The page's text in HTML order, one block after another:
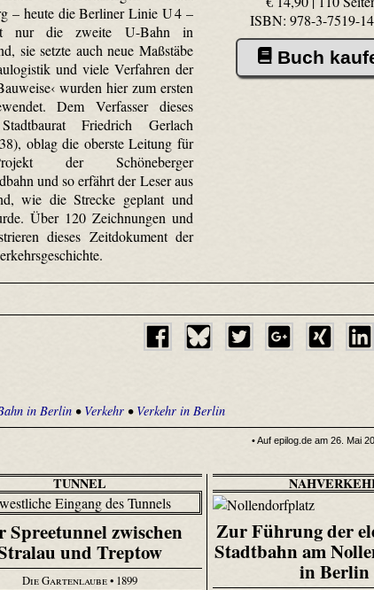
– heute die Berliner Linie U 4 –
nur die zweite U-Bahn in
sie setzte auch neue Maßstäbe
und viele Verfahren der
wurden hier zum ersten
Dem Verfasser dieses
Friedrich Gerlach
oblag die oberste Leitung für
der Schöneberger
und so erfährt der Leser aus
wie die Strecke geplant und
Über 120 Zeichnungen und
dieses Zeitdokument der
ISBN: 978-3-7519-
Buch
in Berlin • Verkehr • Verkehr in Berlin
• Auf epilog.de am 26. Mai
TUNNEL
Spreetunnel zwischen
und Treptow
Die Gartenlaube• 1899
Zur Führung der
Stadtbahn am
in Berlin